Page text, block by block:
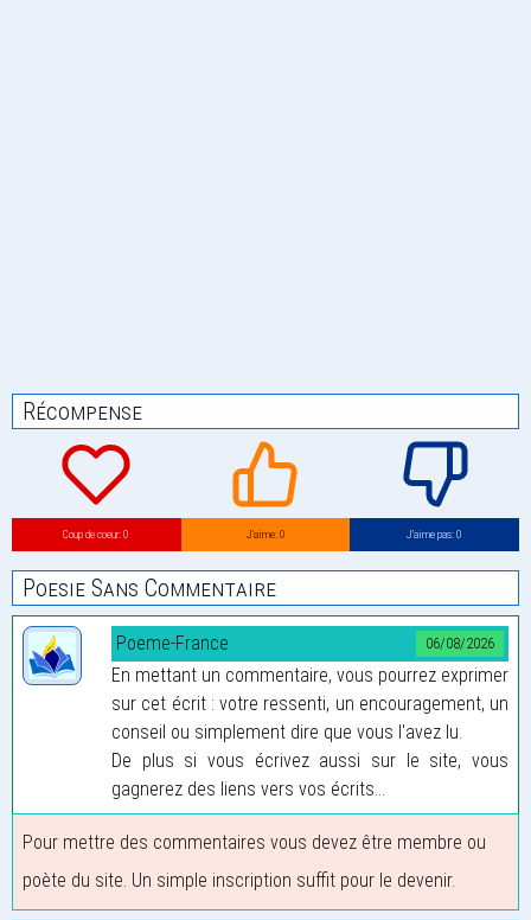
Récompense
Coup de coeur: 0 J’aime: 0 J’aime pas: 0
Poesie Sans Commentaire
06/08/2026
Poeme-France
En mettant un commentaire, vous pourrez exprimer
sur cet écrit : votre ressenti, un encouragement, un
conseil ou simplement dire que vous l'avez lu.
De plus si vous écrivez aussi sur le site, vous
gagnerez des liens vers vos écrits...
Pour mettre des commentaires vous devez être membre ou
poète du site. Un simple inscription suffit pour le devenir.